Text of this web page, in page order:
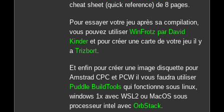
cheat sheet (quick reference) de 8 pages.
Pour essayer votre jeu après sa compilation,
vous pouvez utiliser WinFrotz par David
Kinderet pour créer une carte de votre jeu il y
a Trizbort.
Et enfin pour créer une image disquette pour
Amstrad CPC et PCW il vous faudra utiliser
Puddle BuildTools qui fonctionne sous linux,
windows 1x avec WSL2 ou MacOS sous
processeur intel avec OrbStack.